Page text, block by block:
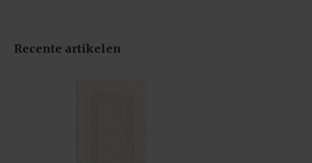
Recente artikelen